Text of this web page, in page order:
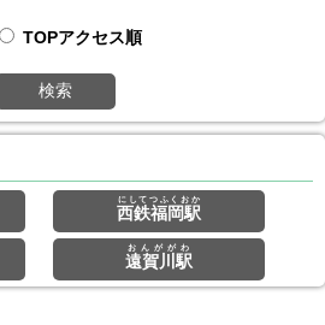
TOPアクセス順
検索
西鉄福岡駅
にしてつふくおか
遠賀川駅
おんががわ